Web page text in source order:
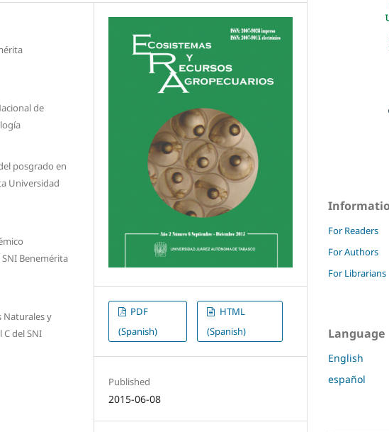
de
posgrado en
Universidad
Benemérita
Naturales y
del SNI
PDF
(Spanish)
HTML
(Spanish)
Published
2015-06-08
For Readers
For Authors
For Librarians
Language
English
español